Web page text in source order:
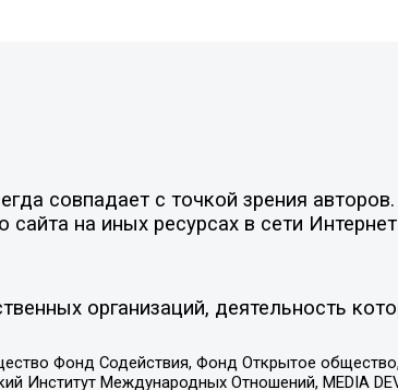
совпадает с точкой зрения
на иных ресурсах в сети
организаций, деятельность
Фонд Содействия, Фонд Открытое
Международных Отношений, MEDIA